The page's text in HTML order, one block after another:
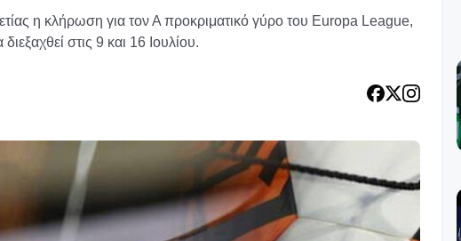
η κλήρωση για τον Α προκριματικό γύρο του Europa League,
στις 9 και 16 Ιουλίου.